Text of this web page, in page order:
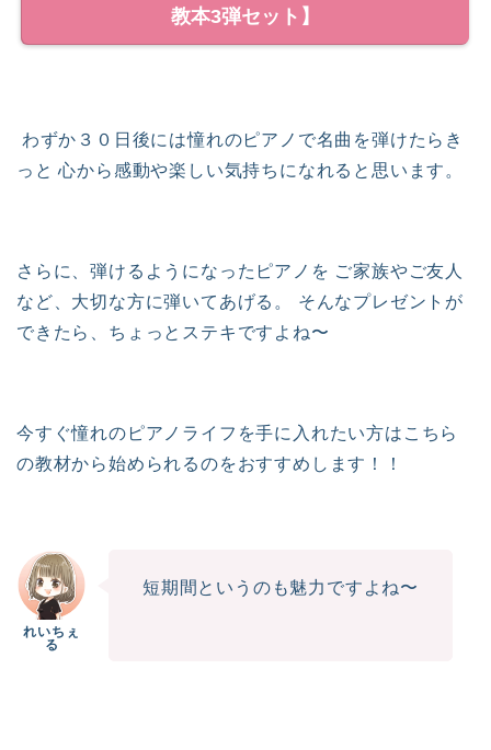
教本3弾セット】
わずか３０日後には憧れのピアノで名曲を弾けたらき
っと 心から感動や楽しい気持ちになれると思います。
さらに、弾けるようになったピアノを ご家族やご友人
など、大切な方に弾いてあげる。 そんなプレゼントが
できたら、ちょっとステキですよね〜
今すぐ憧れのピアノライフを手に入れたい方はこちら
の教材から始められるのをおすすめします！！
短期間というのも魅力ですよね〜